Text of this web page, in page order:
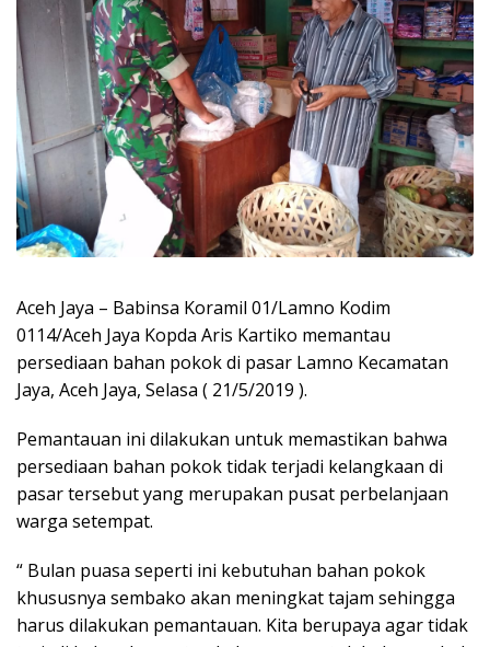
Aceh Jaya – Babinsa Koramil 01/Lamno Kodim
0114/Aceh Jaya Kopda Aris Kartiko memantau
persediaan bahan pokok di pasar Lamno Kecamatan
Jaya, Aceh Jaya, Selasa ( 21/5/2019 ).
Pemantauan ini dilakukan untuk memastikan bahwa
persediaan bahan pokok tidak terjadi kelangkaan di
pasar tersebut yang merupakan pusat perbelanjaan
warga setempat.
“ Bulan puasa seperti ini kebutuhan bahan pokok
khususnya sembako akan meningkat tajam sehingga
harus dilakukan pemantauan. Kita berupaya agar tidak